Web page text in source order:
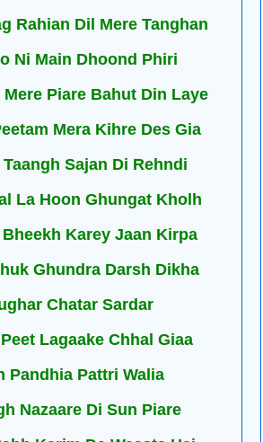
Rahian Dil Mere Tanghan
Ni Main Dhoond Phiri
Mere Piare Bahut Din Laye
Mera Kihre Des Gia
Taangh Sajan Di Rehndi
La Hoon Ghungat Kholh
Karey Jaan Kirpa
Ghundra Darsh Dikha
Chatar Sardar
Lagaake Chhal Giaa
Pandhia Pattri Walia
Nazaare Di Sun Piare